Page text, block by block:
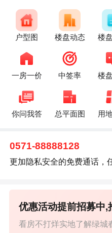
户型图 楼盘动态 楼
一房一价 中签率 楼
你问我答 总平面图 用
0571-88888128
更加隐私安全的免费通话，
看房不打烊实地了解绿城
优惠活动提前招募中,